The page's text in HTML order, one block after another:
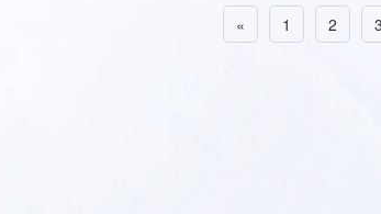
« 1 2 3